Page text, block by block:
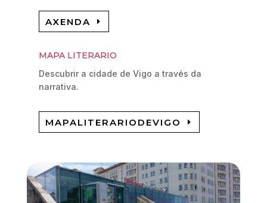
AXENDA
MAPA LITERARIO
Descubrir a cidade de Vigo a través da
narrativa.
MAPALITERARIODEVIGO